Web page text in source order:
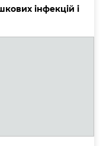
інфекцій і